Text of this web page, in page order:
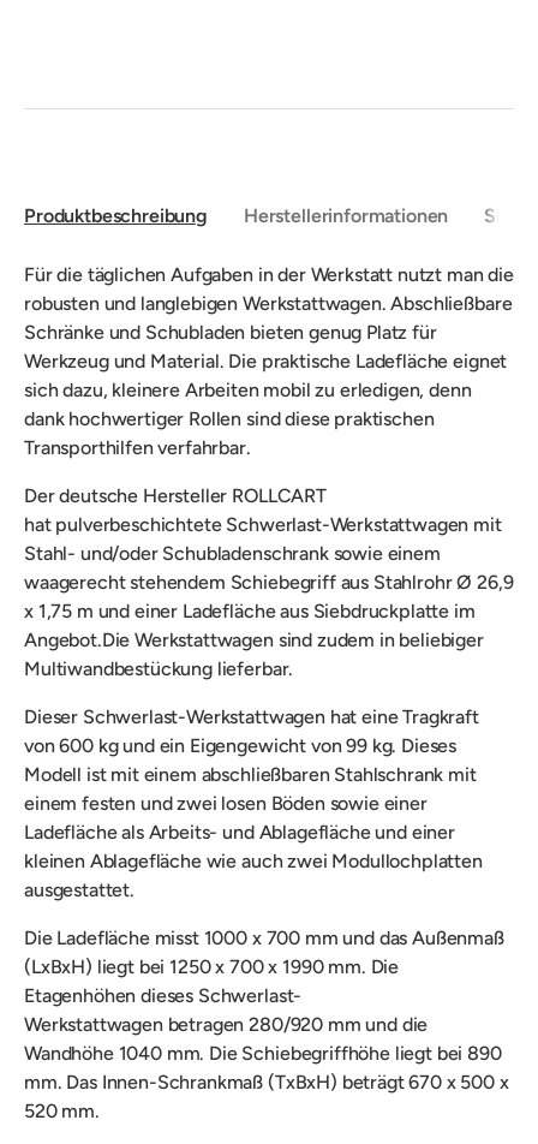
Produktbeschreibung Herstellerinformationen
Für die täglichen Aufgaben in der Werkstatt nutzt man die
robusten und langlebigen Werkstattwagen. Abschließbare
Schränke und Schubladen bieten genug Platz für
Werkzeug und Material. Die praktische Ladefläche eignet
sich dazu, kleinere Arbeiten mobil zu erledigen, denn
dank hochwertiger Rollen sind diese praktischen
Transporthilfen verfahrbar.
Der deutsche Hersteller ROLLCART
hat pulverbeschichtete Schwerlast-Werkstattwagen mit
Stahl- und/oder Schubladenschrank sowie einem
waagerecht stehendem Schiebegriff aus StahlrohrØ 26,9
x 1,75 m und einer Ladefläche aus Siebdruckplatte im
Angebot.Die Werkstattwagen sind zudem in beliebiger
Multiwandbestückung lieferbar.
Dieser Schwerlast-Werkstattwagen hat eine Tragkraft
von 600 kg und ein Eigengewicht von 99 kg. Dieses
Modell ist mit einem abschließbaren Stahlschrank mit
einem festen und zwei losen Böden sowie einer
Ladefläche als Arbeits- und Ablagefläche und einer
kleinen Ablagefläche wie auch zwei Modullochplatten
ausgestattet.
Die Ladefläche misst 1000 x 700 mm und das Außenmaß
(LxBxH) liegt bei 1250 x 700 x 1990 mm. Die
Etagenhöhen dieses Schwerlast-
Werkstattwagen betragen 280/920 mm und die
Wandhöhe 1040 mm. Die Schiebegriffhöhe liegt bei 890
mm. Das Innen-Schrankmaß (TxBxH) beträgt 670 x 500 x
520 mm.